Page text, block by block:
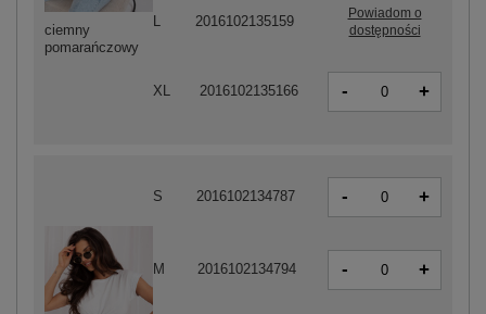
S 2016102134787 - +
M 2016102134794 - +
ciemny
pomarańczowy
2016102135159
Powiadom o
dostępności
XL 2016102135166 - +